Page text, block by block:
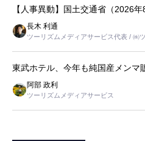
【人事異動】国土交通省（2026
長木 利通
ツーリズムメディアサービス代表 / ㈱
東武ホテル、今年も純国産メンマ
阿部 政利
ツーリズムメディアサービス